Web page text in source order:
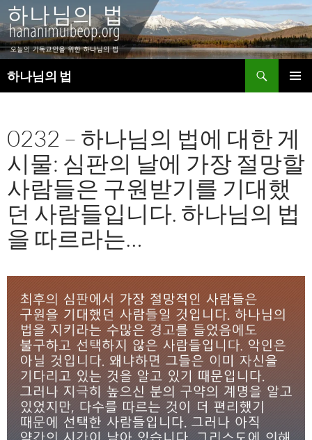
하나님의 법
색
로
건
너
뛰
기
0232 – 하나님의 법에 대한 게
시물: 심판의 날에 가장 절망할
사람들은 구원받기를 기대했
던 사람들입니다. 하나님의 법
을 따르라는…